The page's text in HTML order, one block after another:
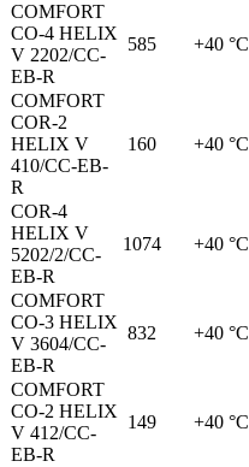
СOMFORT
CO-4 HELIX
V 2202/CC-
EB-R
585 +40 °C
СOMFORT
COR-2
HELIX V
410/CC-EB-
R
160 +40 °C
COR-4
HELIX V
5202/2/CC-
EB-R
1074 +40 °C
СOMFORT
CO-3 HELIX
V 3604/CC-
EB-R
832 +40 °C
СOMFORT
CO-2 HELIX
V 412/CC-
EB-R
149 +40 °C